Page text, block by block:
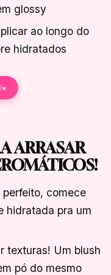
glossy
ao longo do
hidratados
▾
ARRASAR
perfeito, comece
hidratada pra um
texturas! Um blush
pó do mesmo